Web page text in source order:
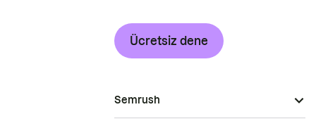
Ücretsiz dene
Semrush